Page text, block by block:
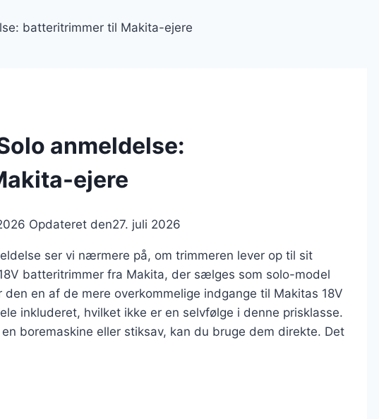
batteritrimmer til Makita-ejere
anmeldelse:
ejere
Opdateret den27. juli 2026
ser vi nærmere på, om trimmeren lever op til sit
batteritrimmer fra Makita, der sælges som solo-model
en af de mere overkommelige indgange til Makitas 18V
inkluderet, hvilket ikke er en selvfølge i denne prisklasse.
boremaskine eller stiksav, kan du bruge dem direkte. Det